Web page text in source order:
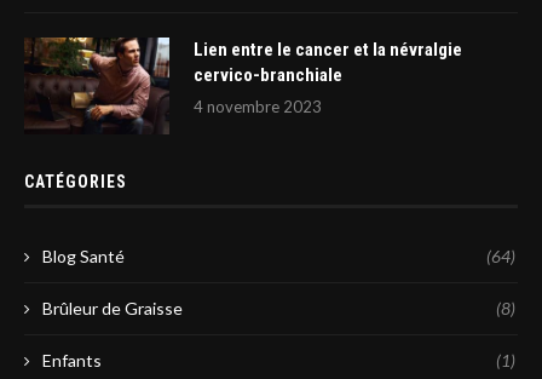
Lien entre le cancer et la névralgie
cervico-branchiale
4 novembre 2023
CATÉGORIES
Blog Santé (64)
Brûleur de Graisse (8)
Enfants (1)